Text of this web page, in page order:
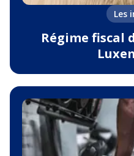
Les
Régime fiscal